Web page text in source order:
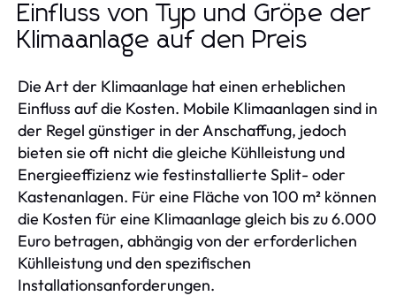
Einfluss von Typ und Größe der
Klimaanlage auf den Preis
Die Art der Klimaanlage hat einen erheblichen
Einfluss auf die Kosten. Mobile Klimaanlagen sind in
der Regel günstiger in der Anschaffung, jedoch
bieten sie oft nicht die gleiche Kühlleistung und
Energieeffizienz wie festinstallierte Split- oder
Kastenanlagen. Für eine Fläche von 100 m² können
die Kosten für eine Klimaanlage gleich bis zu 6.000
Euro betragen, abhängig von der erforderlichen
Kühlleistung und den spezifischen
Installationsanforderungen.